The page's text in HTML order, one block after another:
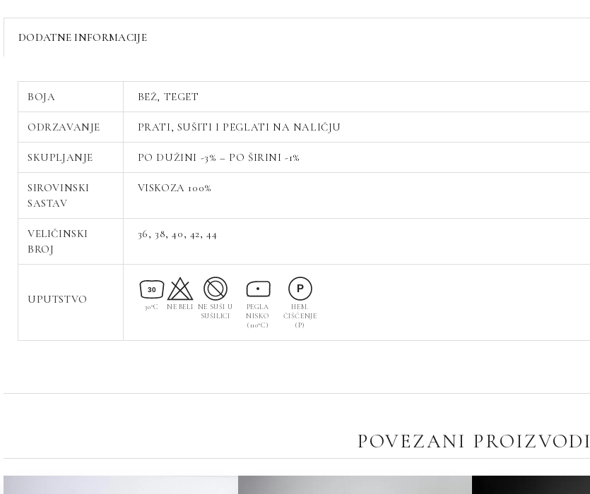
DODATNE INFORMACIJE
BOJA BEŽ, TEGET
ODRZAVANJE PRATI, SUŠITI I PEGLATI NA NALIČJU
SKUPLJANJE PO DUŽINI -3% – PO ŠIRINI -1%
SIROVINSKI
SASTAV
VISKOZA 100%
VELIČINSKI
BROJ
36, 38, 40, 42, 44
UPUTSTVO
30
30°C NE BELI
NE SUŠI U
SUŠILICI
PEGLA
NISKO
(110°C)
P
HEM.
ČIŠĆENJE
(P)
POVEZANI PROIZVODI